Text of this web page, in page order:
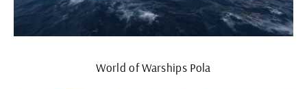
World of Warships Pola